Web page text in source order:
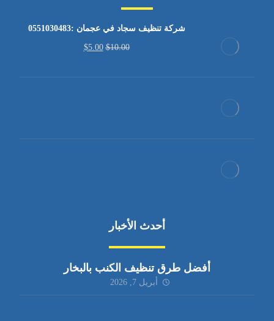
شركة تنظيف سجاد في عجمان :0551030483
$10.00
$5.00
أحدث الأخبار
أفضل طرق تنظيف الكنب بالبخار
أبريل 7, 2026